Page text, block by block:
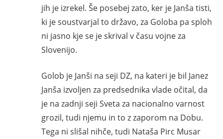
jih je izrekel. Še posebej zato, ker je Janša tisti,
ki je soustvarjal to državo, za Goloba pa sploh
ni jasno kje se je skrival v času vojne za
Slovenijo.
Golob je Janši na seji DZ, na kateri je bil Janez
Janša izvoljen za predsednika vlade očital, da
je na zadnji seji Sveta za nacionalno varnost
grozil, tudi njemu in to z zaporom na Dobu.
Tega ni slišal nihče, tudi Nataša Pirc Musar